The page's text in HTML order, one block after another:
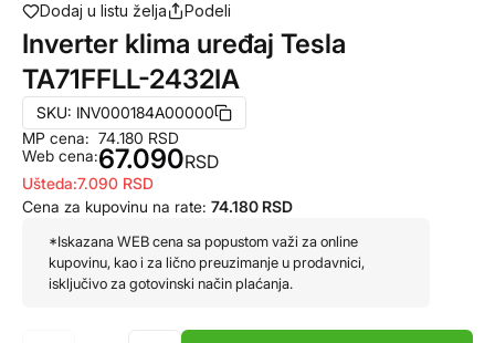
Dodaj u listu želja Podeli
Inverter klima uređaj Tesla
TA71FFLL-2432IA
SKU: INV000184A00000
MP cena:
Web cena:
74.180 RSD
67.090RSD
Ušteda:7.090 RSD
Cena za kupovinu na rate: 74.180 RSD
*Iskazana WEB cena sa popustom važi za online
kupovinu, kao i za lično preuzimanje u prodavnici,
isključivo za gotovinski način plaćanja.